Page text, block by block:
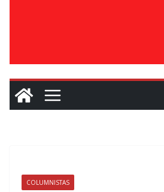
COLUMNISTAS